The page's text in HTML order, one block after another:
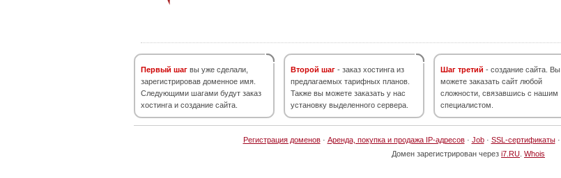
Первый шаг вы уже сделали,
зарегистрировав доменное имя.
Следующими шагами будут заказ
хостинга и создание сайта.
Второй шаг - заказ хостинга из
предлагаемых тарифных планов.
Также вы можете заказать у нас
установку выделенного сервера.
Шаг третий - создание сайта. Вы
можете заказать сайт любой
сложности, связавшись с нашим
специалистом.
Регистрация доменов· Аренда, покупка и продажа IP-адресов· Job· SSL-сертификаты·
Домен зарегистрирован через i7.RU Whois